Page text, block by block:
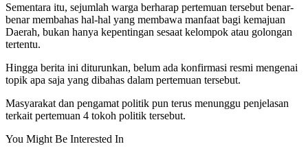
Sementara itu, sejumlah warga berharap pertemuan tersebut benar-
benar membahas hal-hal yang membawa manfaat bagi kemajuan
Daerah, bukan hanya kepentingan sesaat kelompok atau golongan
tertentu.
Hingga berita ini diturunkan, belum ada konfirmasi resmi mengenai
topik apa saja yang dibahas dalam pertemuan tersebut.
Masyarakat dan pengamat politik pun terus menunggu penjelasan
terkait pertemuan 4 tokoh politik tersebut.
You Might Be Interested In